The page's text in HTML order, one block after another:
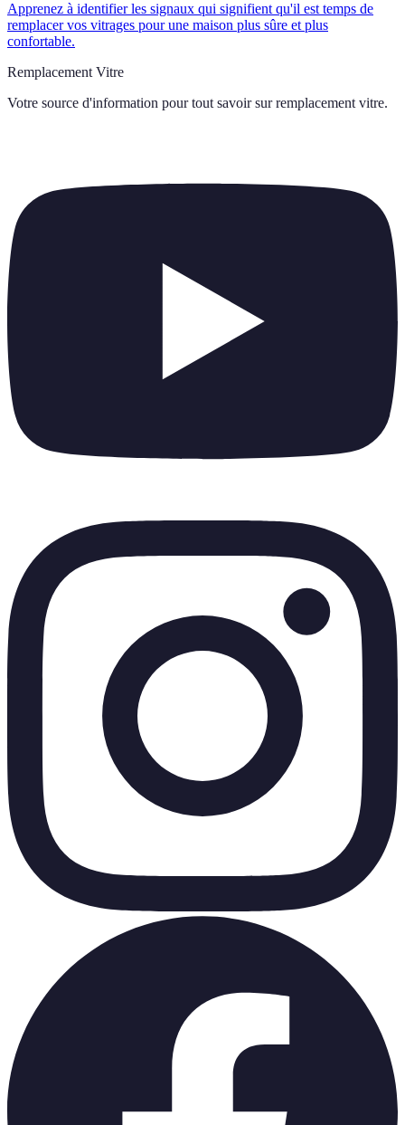
Apprenez à identifier les signaux qui signifient qu'il est temps de
remplacer vos vitrages pour une maison plus sûre et plus
confortable.
Remplacement Vitre
Votre source d'information pour tout savoir sur remplacement vitre.